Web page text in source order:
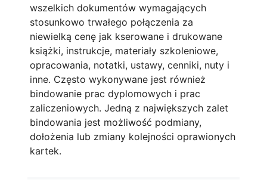
wszelkich dokumentów wymagających
stosunkowo trwałego połączenia za
niewielką cenę jak kserowane i drukowane
książki, instrukcje, materiały szkoleniowe,
opracowania, notatki, ustawy, cenniki, nuty i
inne. Często wykonywane jest również
bindowanie prac dyplomowych i prac
zaliczeniowych. Jedną z największych zalet
bindowania jest możliwość podmiany,
dołożenia lub zmiany kolejności oprawionych
kartek.